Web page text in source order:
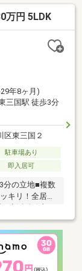
入替・襖交
替・フローリ
神・JR3沿線
内
万円 5LDK
年8ヶ月)
三国駅 徒歩3分
区東三国２
駐車場あり
即入居可
分の立地■複数
キリ！全居室
大切なお車を
車しやすい■
便利♪新東三
三国店イオン
』のトラ